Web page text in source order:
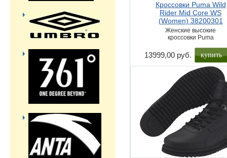
Кроссовки Puma Wild
Rider Mid Core WS
(Women) 38200301
Женские высокие
кроссовки Puma
13999,00 руб. купить